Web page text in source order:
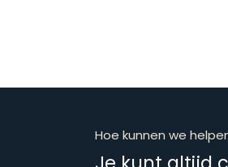
Hoe kunnen we